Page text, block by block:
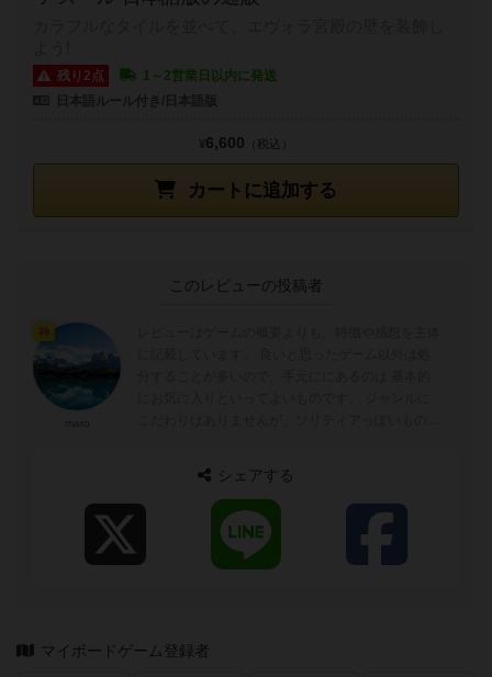
残り2点
1～2営業日以内に発送
カートに追加する
¥6,600 （税込）
このレビューの投稿者
シェアする
マイボードゲーム登録者